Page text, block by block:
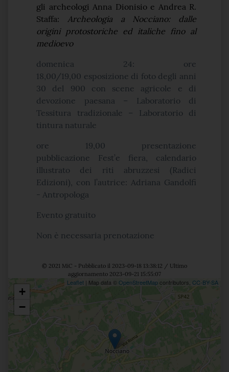
gli archeologi Anna Dionisio e Andrea R.
Staffa: Archeologia a Nocciano:
dalle
origini protostoriche ed italiche fino al
medioevo
domenica 24: ore
18,00/19,00 esposizione di foto degli anni
30 del 900 con scene agricole e di
devozione paesana – Laboratorio di
Tessitura tradizionale – Laboratorio di
tintura naturale
ore 19,00 presentazione
pubblicazione Fest’e fiera, calendario
illustrato dei riti abruzzesi (Radici
Edizioni), con l’autrice: Adriana Gandolfi
- Antropologa
Evento gratuito
Non è necessaria prenotazione
© 2021 MiC - Pubblicato il 2023-09-18 13:38:12 / Ultimo
aggiornamento 2023-09-21 15:55:07
Posizione
+
−
Leaflet | Map data © OpenStreetMap contributors, CC-BY-SA